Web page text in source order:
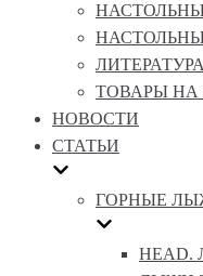
ЛИТЕРАТУРА
ТОВАРЫ НА
НОВОСТИ
СТАТЬИ
ГОРНЫЕ